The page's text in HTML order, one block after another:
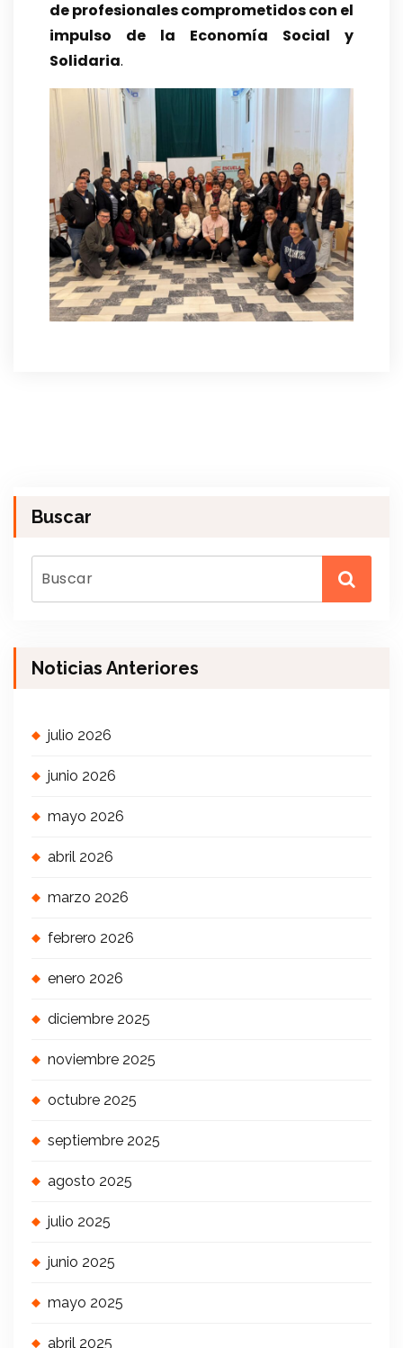
de profesionales comprometidos con el
impulso de la Economía Social y
Solidaria.
Buscar
Noticias Anteriores
julio 2026
junio 2026
mayo 2026
abril 2026
marzo 2026
febrero 2026
enero 2026
diciembre 2025
noviembre 2025
octubre 2025
septiembre 2025
agosto 2025
julio 2025
junio 2025
mayo 2025
abril 2025